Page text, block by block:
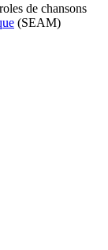
de chansons
(SEAM)